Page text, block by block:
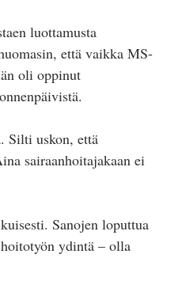
luottamusta
että vaikka MS-
oli oppinut
Silti uskon, että
sairaanhoitajakaan ei
Sanojen loputtua
ydintä – olla